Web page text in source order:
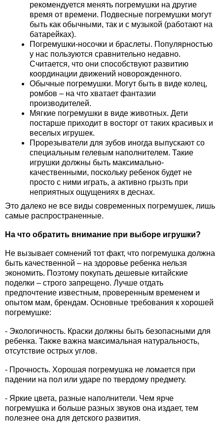
рекомендуется менять погремушки на другие
время от времени. Подвесные погремушки могут
быть как обычными, так и с музыкой (работают на
батарейках).
Погремушки-носочки и браслеты. Популярностью
у нас пользуются сравнительно недавно.
Считается, что они способствуют развитию
координации движений новорожденного.
Обычные погремушки. Могут быть в виде колец,
ромбов – на что хватает фантазии
производителей.
Мягкие погремушки в виде животных. Дети
постарше приходит в восторг от таких красивых и
веселых игрушек.
Прорезыватели для зубов иногда выпускают со
специальным гелевым наполнителем. Такие
игрушки должны быть максимально-
качественными, поскольку ребенок будет не
просто с ними играть, а активно грызть при
неприятных ощущениях в деснах.
Это далеко не все виды современных погремушек, лишь
самые распространенные.
На что обратить внимание при выборе игрушки?
Не вызывает сомнений тот факт, что погремушка должна
быть качественной – на здоровье ребенка нельзя
экономить. Поэтому покупать дешевые китайские
поделки – строго запрещено. Лучше отдать
предпочтение известным, проверенным временем и
опытом мам, брендам. Основные требования к хорошей
погремушке:
- Экологичность. Краски должны быть безопасными для
ребенка. Также важна максимальная натуральность,
отсутствие острых углов.
- Прочность. Хорошая погремушка не ломается при
падении на пол или ударе по твердому предмету.
- Яркие цвета, разные наполнители. Чем ярче
погремушка и больше разных звуков она издает, тем
полезнее она для детского развития.